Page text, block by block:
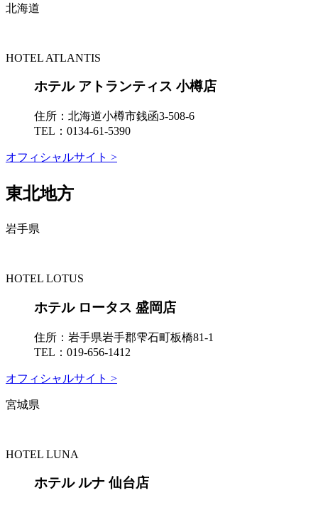
北海道
HOTEL ATLANTIS
ホテル アトランティス 小樽店
住所： 北海道小樽市銭函3-508-6
TEL： 0134-61-5390
オフィシャルサイト >
東北地方
岩手県
HOTEL LOTUS
ホテル ロータス 盛岡店
住所： 岩手県岩手郡雫石町板橋81-1
TEL： 019-656-1412
オフィシャルサイト >
宮城県
HOTEL LUNA
ホテル ルナ 仙台店